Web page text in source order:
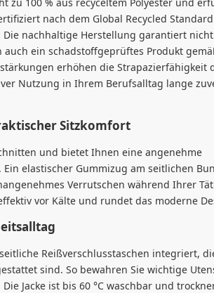
nach dem Global Recycled Standard
nachhaltige Herstellung garantiert
ein schadstoffgeprüftes Produkt
erhöhen die Strapazierfähigkeit
Nutzung in Ihrem Berufsalltag lange
Sitzkomfort
und bietet Ihnen eine angenehme
elastischer Gummizug am seitlichen
Verrutschen während Ihrer
vor Kälte und rundet das moderne
Reißverschlusstaschen integriert,
sind. So bewahren Sie wichtige
Jacke ist bis 60 °C waschbar und